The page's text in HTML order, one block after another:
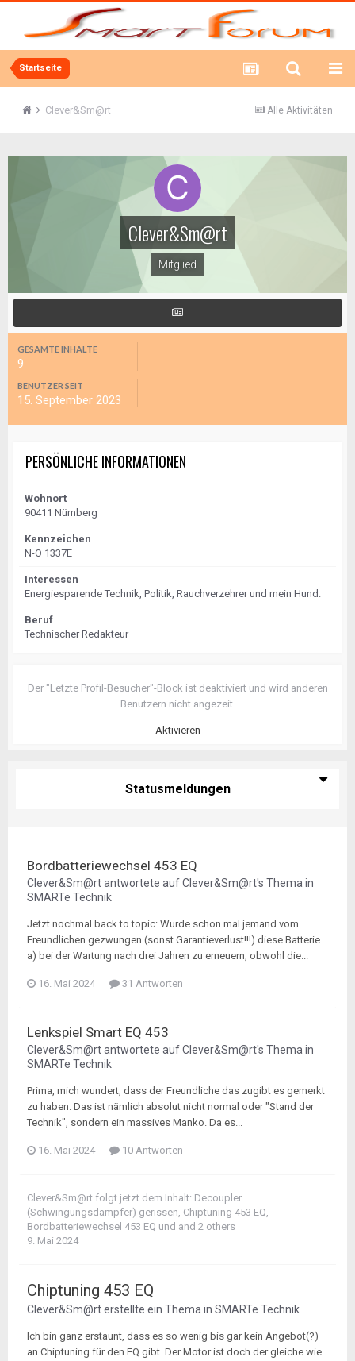
Startseite
Alle Aktivitäten
Clever&Sm@rt
Clever&Sm@rt
Mitglied
GESAMTE INHALTE
9
BENUTZER SEIT
15. September 2023
PERSÖNLICHE INFORMATIONEN
Wohnort
90411 Nürnberg
Kennzeichen
N-O 1337E
Interessen
Energiesparende Technik, Politik, Rauchverzehrer und mein Hund.
Beruf
Technischer Redakteur
Der "Letzte Profil-Besucher"-Block ist deaktiviert und wird anderen
Benutzern nicht angezeit.
Aktivieren
Statusmeldungen
Bordbatteriewechsel 453 EQ
Clever&Sm@rtantwortete aufClever&Sm@rt's Thema in
SMARTe Technik
Jetzt nochmal back to topic: Wurde schon mal jemand vom
Freundlichen gezwungen (sonst Garantieverlust!!!) diese Batterie
a) bei der Wartung nach drei Jahren zu erneuern, obwohl die...
16. Mai 2024 31 Antworten
Lenkspiel Smart EQ 453
Clever&Sm@rtantwortete aufClever&Sm@rt's Thema in
SMARTe Technik
Prima, mich wundert, dass der Freundliche das zugibt es gemerkt
zu haben. Das ist nämlich absolut nicht normal oder "Stand der
Technik", sondern ein massives Manko. Da es...
16. Mai 2024 10 Antworten
Clever&Sm@rt folgt jetzt dem Inhalt: Decoupler
(Schwingungsdämpfer) gerissen, Chiptuning 453 EQ,
Bordbatteriewechsel 453 EQ und and 2 others
9. Mai 2024
Chiptuning 453 EQ
Clever&Sm@rterstellte ein Thema in SMARTe Technik
Ich bin ganz erstaunt, dass es so wenig bis gar kein Angebot(?)
an Chiptuning für den EQ gibt. Der Motor ist doch der gleiche wie